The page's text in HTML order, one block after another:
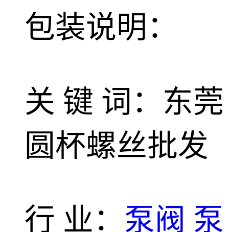
包装说明：
关 键 词：东莞
圆杯螺丝批发
行 业： 泵阀 泵